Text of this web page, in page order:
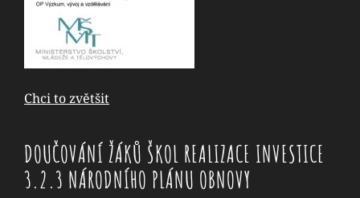
Chci to zvětšit
DOUČOVÁNÍ ŽÁKŮ ŠKOL REALIZACE INVESTICE
3.2.3 NÁRODNÍHO PLÁNU OBNOVY